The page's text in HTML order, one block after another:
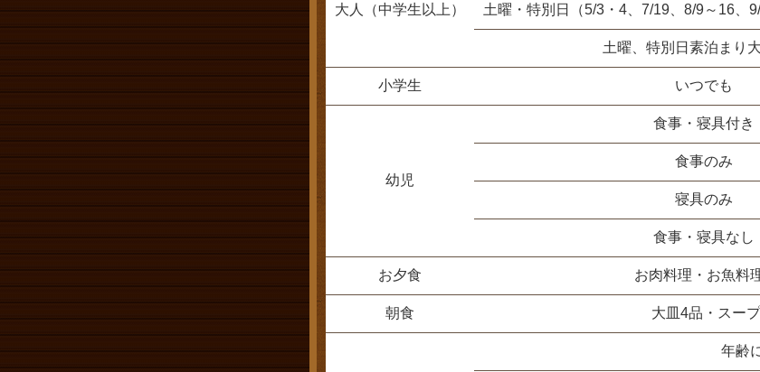
大人（中学生以上） 土曜・特別日（5/3・4、7/19、8/9～16、
土曜、特別日素泊まり
小学生 いつでも
幼児
食事・寝具付き
食事のみ
寝具のみ
食事・寝具なし
お夕食 お肉料理・お魚料
朝食 大皿4品・スー
年齢